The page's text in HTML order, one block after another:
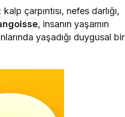
çarpıntısı, nefes darlığı,
, insanın yaşamın
yaşadığı duygusal bir